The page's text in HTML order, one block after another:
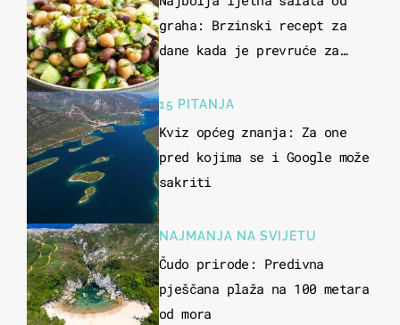
graha: Brzinski recept za
dane kada je prevruće za
15 PITANJA
Kviz općeg znanja: Za one
pred kojima se i Google može
sakriti
NAJMANJA NA SVIJETU
Čudo prirode: Predivna
pješčana plaža na 100 metara
od mora